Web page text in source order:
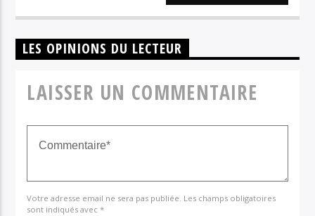
LES OPINIONS DU LECTEUR
LAISSER UN COMMENTAIRE
Votre adresse email ne sera pas publiée. Les champs obligatoires
sont indiqués avec *